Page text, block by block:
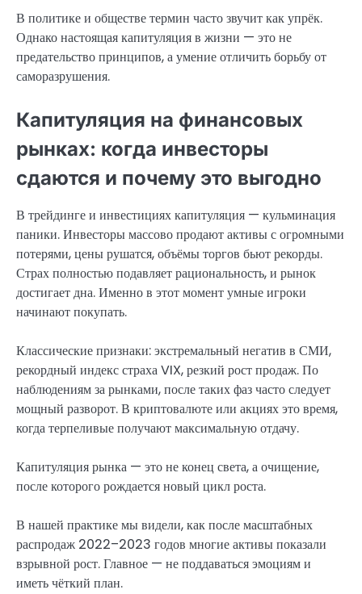
В политике и обществе термин часто звучит как упрёк.
Однако настоящая капитуляция в жизни — это не
предательство принципов, а умение отличить борьбу от
саморазрушения.
Капитуляция на финансовых
рынках: когда инвесторы
сдаются и почему это выгодно
В трейдинге и инвестициях капитуляция — кульминация
паники. Инвесторы массово продают активы с огромными
потерями, цены рушатся, объёмы торгов бьют рекорды.
Страх полностью подавляет рациональность, и рынок
достигает дна. Именно в этот момент умные игроки
начинают покупать.
Классические признаки: экстремальный негатив в СМИ,
рекордный индекс страха VIX, резкий рост продаж. По
наблюдениям за рынками, после таких фаз часто следует
мощный разворот. В криптовалюте или акциях это время,
когда терпеливые получают максимальную отдачу.
Капитуляция рынка — это не конец света, а очищение,
после которого рождается новый цикл роста.
В нашей практике мы видели, как после масштабных
распродаж 2022–2023 годов многие активы показали
взрывной рост. Главное — не поддаваться эмоциям и
иметь чёткий план.